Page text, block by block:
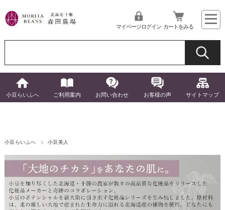
マイページログイン カートをみる
小豆らいふへ ご利用案内 お問い合わせ お客様の声 サイトマップ
小豆らいふへ 小豆美人